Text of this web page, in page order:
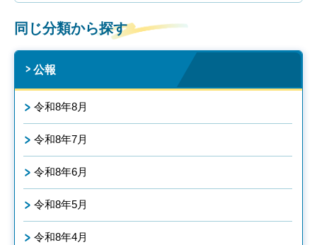
同じ分類から探す
公報
令和8年8月
令和8年7月
令和8年6月
令和8年5月
令和8年4月